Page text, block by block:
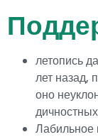
летопись
лет назад,
оно